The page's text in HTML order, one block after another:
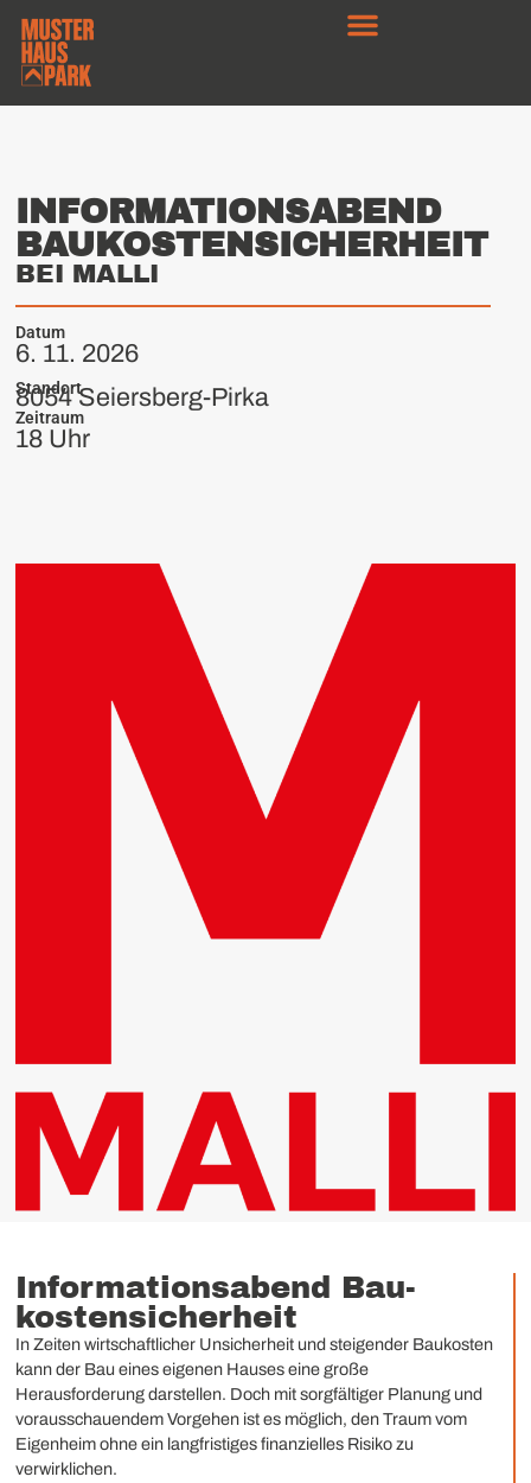
INFORMATIONS­ABEND
BAU­KOSTENSICHERHEIT
BEI MALLI
Datum
6. 11. 2026
Standort
8054 Seiersberg-Pirka
Zeitraum
18 Uhr
Informations­abend Bau­
kostensicherheit
In Zeiten wirtschaftlicher Unsicherheit und steigender Baukosten
kann der Bau eines eigenen Hauses eine große
Herausforderung darstellen. Doch mit sorgfältiger Planung und
vorausschauendem Vorgehen ist es möglich, den Traum vom
Eigenheim ohne ein langfristiges finanzielles Risiko zu
verwirklichen.